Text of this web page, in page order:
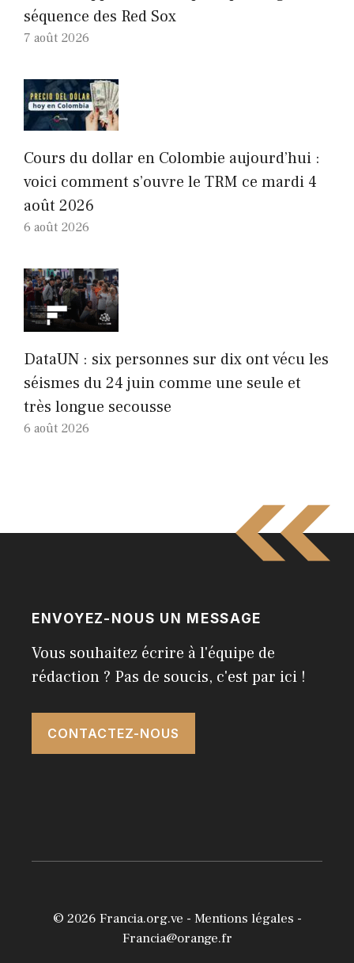
séquence des Red Sox
7 août 2026
Cours du dollar en Colombie aujourd’hui :
voici comment s’ouvre le TRM ce mardi 4
août 2026
6 août 2026
DataUN : six personnes sur dix ont vécu les
séismes du 24 juin comme une seule et
très longue secousse
6 août 2026
ENVOYEZ-NOUS UN MESSAGE
Vous souhaitez écrire à l'équipe de
rédaction ? Pas de soucis, c'est par ici !
CONTACTEZ-NOUS
© 2026 Francia.org.ve - Mentions légales -
Francia@orange.fr